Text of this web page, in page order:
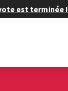
est terminée !